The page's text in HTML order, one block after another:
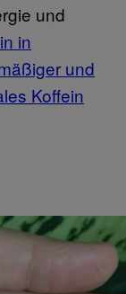
und
in
und
Koffein